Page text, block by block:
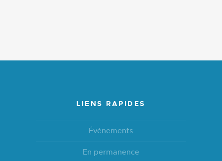
LIENS RAPIDES
Événements
En permanence